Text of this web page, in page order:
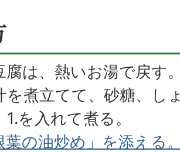
腐は、熱いお湯で戻す
を煮立てて、砂糖、し
を入れて煮る。
葉の油炒め」を添える